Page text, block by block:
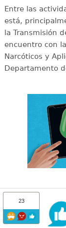
Entre las
está,
la Transmisión
encuentro con
Narcóticos y
Departamento
23